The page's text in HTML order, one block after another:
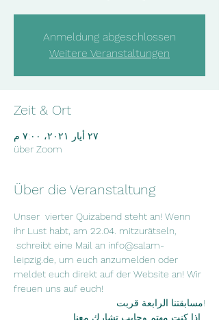
Anmeldung abgeschlossen
Weitere Veranstaltungen
Zeit & Ort
٢٧ أيار ٢٠٢١، ٧:٠٠ م
über Zoom
Über die Veranstaltung
Unser  vierter Quizabend steht an! Wenn
ihr Lust habt, am 22.04. mitzurätseln,
schreibt eine Mail an info@salam-
leipzig.de, um euch anzumelden oder
meldet euch direkt auf der Website an! Wir
freuen uns auf euch!
. إذا كنت مهتم وحابب تشارك معنا